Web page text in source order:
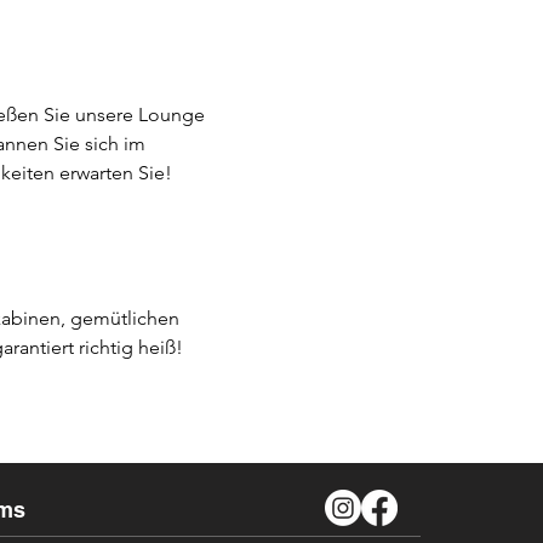
Sie unsere Lounge
Sie sich im
erwarten Sie!
gemütlichen
richtig heiß!